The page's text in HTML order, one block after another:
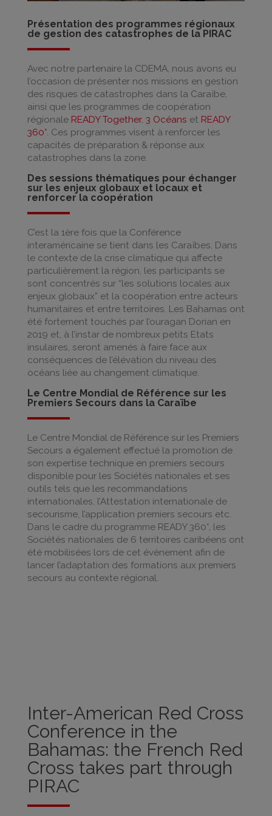
Présentation des programmes régionaux
de gestion des catastrophes de la PIRAC
Avec notre partenaire la CDEMA, nous avons eu
l’occasion de présenter nos missions en gestion
des risques de catastrophes dans la Caraïbe,
ainsi que les programmes de coopération
régionale READY Together, 3 Océans et READY
360°. Ces programmes visent à renforcer les
capacités de préparation & réponse aux
catastrophes dans la zone.
Des sessions thématiques pour échanger
sur les enjeux globaux et locaux et
renforcer la coopération
C’est la 1ère fois que la Conférence
interaméricaine se tient dans les Caraïbes. Dans
le contexte de la crise climatique qui affecte
particulièrement la région, les participants se
sont concentrés sur “les solutions locales aux
enjeux globaux” et la coopération entre acteurs
humanitaires et entre territoires. Les Bahamas ont
été fortement touchés par l’ouragan Dorian en
2019 et, à l’instar de nombreux petits Etats
insulaires, seront amenés à faire face aux
conséquences de l’élévation du niveau des
océans liée au changement climatique.
Le Centre Mondial de Référence sur les
Premiers Secours dans la Caraïbe
Le Centre Mondial de Référence sur les Premiers
Secours a également effectué la promotion de
son expertise technique en premiers secours
disponible pour les Sociétés nationales et ses
outils tels que les recommandations
internationales, l’Attestation internationale de
secourisme, l’application premiers secours etc.
Dans le cadre du programme READY 360°, les
Sociétés nationales de 6 territoires caribéens ont
été mobilisées lors de cet événement afin de
lancer l’adaptation des formations aux premiers
secours au contexte régional.
Inter-American Red Cross
Conference in the
Bahamas: the French Red
Cross takes part through
PIRAC